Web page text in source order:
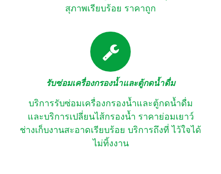
สุภาพเรียบร้อย ราคาถูก
รับซ่อมเครื่องกรองน้ำและตู้กดน้ำดื่ม
บริการรับซ่อมเครื่องกรองน้ำและตู้กดน้ำดื่ม
และบริการเปลี่ยนไส้กรองน้ำ ราคาย่อมเยาว์
ช่างเก็บงานสะอาดเรียบร้อย บริการถึงที่ ไว้ใจได้
ไม่ทิ้งงาน